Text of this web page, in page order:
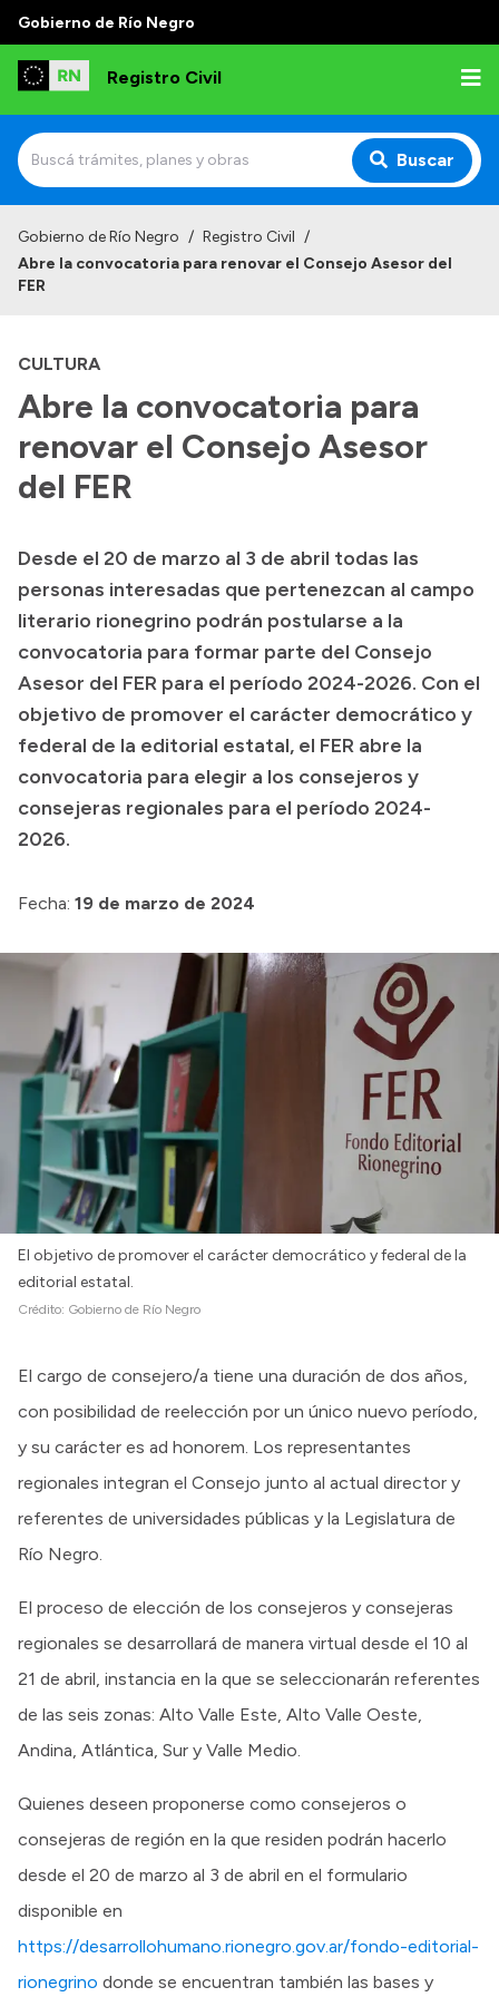
Gobierno de Río Negro
Registro Civil
Buscar
Institucional
Autoridades
Delegaciones
Estadísticas de hechos vitales
Presupuesto
Boletín Oficial
Compras y licitaciones
Consulta de expedientes
Consulta de pago a proveedores
Convocatorias
Login
Gobierno de Río Negro / Registro Civil /
Abre la convocatoria para renovar el Consejo Asesor del
FER
CULTURA
Abre la convocatoria para
renovar el Consejo Asesor
del FER
Desde el 20 de marzo al 3 de abril todas las
personas interesadas que pertenezcan al campo
literario rionegrino podrán postularse a la
convocatoria para formar parte del Consejo
Asesor del FER para el período 2024-2026. Con el
objetivo de promover el carácter democrático y
federal de la editorial estatal, el FER abre la
convocatoria para elegir a los consejeros y
consejeras regionales para el período 2024-
2026.
Fecha: 19 de marzo de 2024
El objetivo de promover el carácter democrático y federal de la
editorial estatal.
Crédito: Gobierno de Río Negro
El cargo de consejero/a tiene una duración de dos años,
con posibilidad de reelección por un único nuevo período,
y su carácter es ad honorem. Los representantes
regionales integran el Consejo junto al actual director y
referentes de universidades públicas y la Legislatura de
Río Negro.
El proceso de elección de los consejeros y consejeras
regionales se desarrollará de manera virtual desde el 10 al
21 de abril, instancia en la que se seleccionarán referentes
de las seis zonas: Alto Valle Este, Alto Valle Oeste,
Andina, Atlántica, Sur y Valle Medio.
Quienes deseen proponerse como consejeros o
consejeras de región en la que residen podrán hacerlo
desde el 20 de marzo al 3 de abril en el formulario
disponible en
https://desarrollohumano.rionegro.gov.ar/fondo-editorial-
rionegrino donde se encuentran también las bases y